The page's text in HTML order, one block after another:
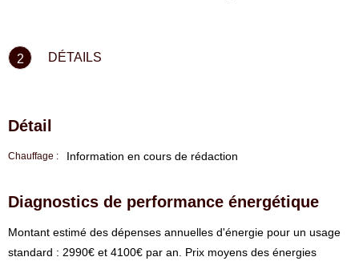
2 DÉTAILS
Détail
Chauffage : Information en cours de rédaction
Diagnostics de performance énergétique
⁠Montant estimé des dépenses annuelles d'énergie pour un usage
standard : 2990€ et 4100€ par an. Prix moyens des énergies